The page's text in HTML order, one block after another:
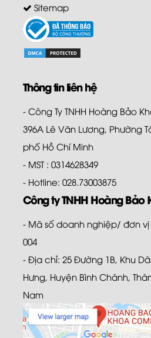
Sitemap
Thông tin liên hệ
- Công Ty TNHH Hoàng Bảo
396A Lê Văn Lương, Phường
phố Hồ Chí Minh
- MST : 0314628349
- Hotline: 028.73003875
Công ty TNHH Hoàng Bảo
- Mã số doanh nghiệp/ đơn vị
004
- Địa chỉ: 25 Đường 1B, Khu
Hưng, Huyện Bình Chánh,
Nam